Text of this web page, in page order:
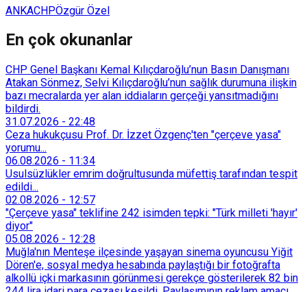
ANKACHPÖzgür Özel
En çok okunanlar
CHP Genel Başkanı Kemal Kılıçdaroğlu’nun Basın Danışmanı
Atakan Sönmez, Selvi Kılıçdaroğlu’nun sağlık durumuna ilişkin
bazı mecralarda yer alan iddiaların gerçeği yansıtmadığını
bildirdi.
31.07.2026 - 22:48
Ceza hukukçusu Prof. Dr. İzzet Özgenç'ten "çerçeve yasa"
yorumu...
06.08.2026 - 11:34
Usulsüzlükler emrim doğrultusunda müfettiş tarafından tespit
edildi...
02.08.2026 - 12:57
"Çerçeve yasa" teklifine 242 isimden tepki: "Türk milleti 'hayır'
diyor"
05.08.2026 - 12:28
Muğla'nın Menteşe ilçesinde yaşayan sinema oyuncusu Yiğit
Dören'e, sosyal medya hesabında paylaştığı bir fotoğrafta
alkollü içki markasının görünmesi gerekçe gösterilerek 82 bin